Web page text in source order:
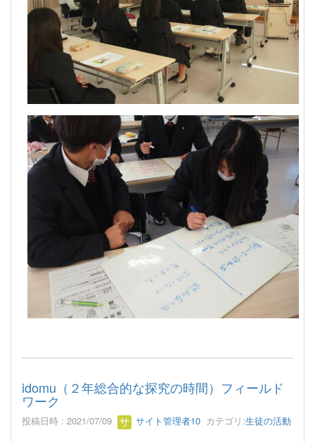
idomu（２年総合的な探究の時間）フィールド
ワーク
投稿日時 : 2021/07/09 サイト管理者10 カテゴリ:生徒の活動